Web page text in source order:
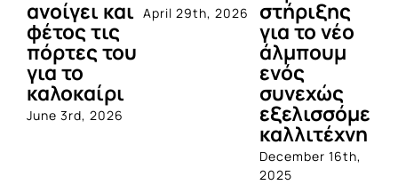
ανοίγει και
φέτος τις
πόρτες του
για το
καλοκαίρι
June 3rd, 2026
April 29th, 2026 στήριξης
για το νέο
άλμπουμ
ενός
συνεχώς
καλλιτέχνη
December 16th,
2025